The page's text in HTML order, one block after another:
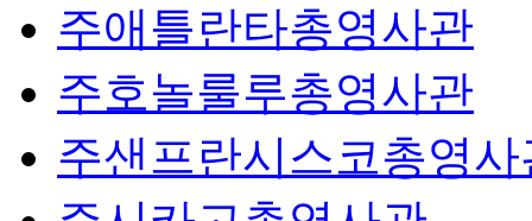
주애틀란타총영사관
주호놀룰루총영사관
주샌프란시스코총영사